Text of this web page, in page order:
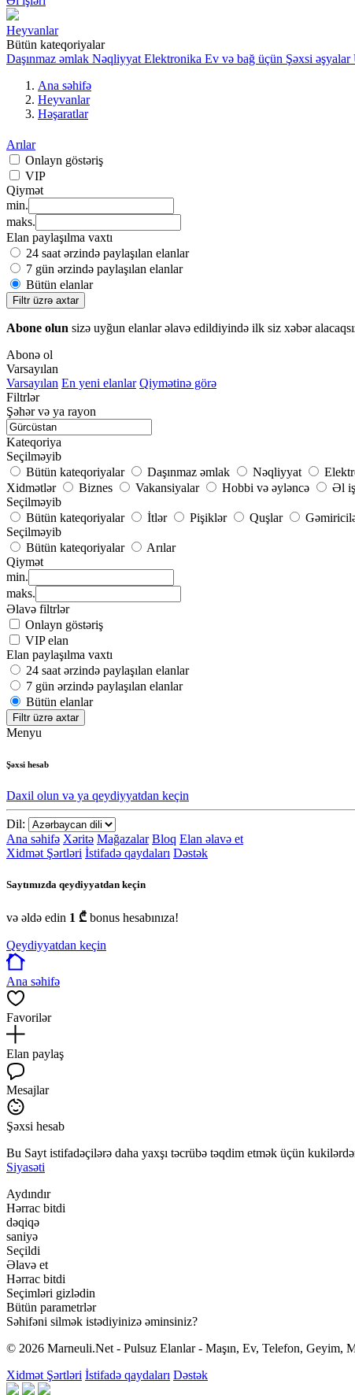
Heyvanlar
Bütün kateqoriyalar
Daşınmaz əmlak Nəqliyyat Elektronika Ev və bağ üçün Şəxsi əşyalar
Ana səhifə
Heyvanlar
Həşaratlar
Arılar
Onlayn göstəriş
VIP
Qiymət
min.
maks.
Elan paylaşılma vaxtı
24 saat ərzində paylaşılan elanlar
7 gün ərzində paylaşılan elanlar
Bütün elanlar
Filtr üzrə axtar
Abone olun sizə uyğun elanlar əlavə edildiyində ilk siz xəbər
Abonə ol
Varsayılan
Varsayılan En yeni elanlar Qiymətinə görə
Filtrlər
Şəhər və ya rayon
Kateqoriya
Seçilməyib
Bütün kateqoriyalar
Daşınmaz əmlak Nəqliyyat
Xidmətlər
Biznes Vakansiyalar Hobbi və əyləncə Əl
Seçilməyib
Bütün kateqoriyalar
İtlər Pişiklər Quşlar
Seçilməyib
Bütün kateqoriyalar
Arılar
Qiymət
min.
maks.
Əlavə filtrlər
Onlayn göstəriş
VIP elan
Elan paylaşılma vaxtı
24 saat ərzində paylaşılan elanlar
7 gün ərzində paylaşılan elanlar
Bütün elanlar
Filtr üzrə axtar
Menyu
Şəxsi hesab
Daxil olun və ya qeydiyyatdan keçin
Dil:
Ana səhifə Xəritə Mağazalar Bloq Elan əlavə et
Xidmət Şərtləri İstifadə qaydaları Dəstək
Saytımızda qeydiyyatdan keçin
və əldə edin 1 ₾ bonus hesabınıza!
Qeydiyyatdan keçin
Ana səhifə
Favorilər
Elan paylaş
Mesajlar
Şəxsi hesab
Bu Sayt istifadəçilərə daha yaxşı təcrübə təqdim etmək üçün
Siyasəti
Aydındır
Hərrac bitdi
dəqiqə
saniyə
Seçildi
Əlavə et
Hərrac bitdi
Seçimləri gizlədin
Bütün parametrlər
Səhifəni silmək istədiyinizə əminsiniz?
© 2026 Marneuli.Net - Pulsuz Elanlar - Maşın, Ev, Telefon, Geyim,
Xidmət Şərtləri İstifadə qaydaları Dəstək